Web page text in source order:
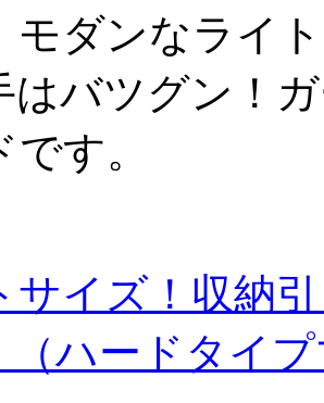
モダンなライ
はバツグン！
です。
サイズ！収納
（ハードタイ